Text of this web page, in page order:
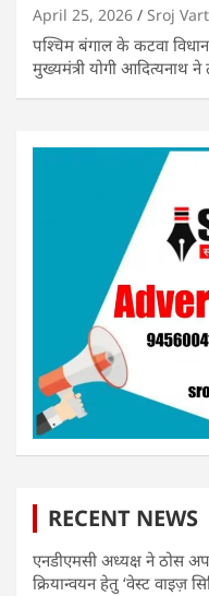
April 25, 2026 Sroj
पश्चिम बंगाल के कटवा
मुख्यमंत्री योगी आदित्यनाथ
RECENT NEWS
एनडीएमसी अध्यक्ष ने ठोस
क्रियान्वयन हेतु ‘वेस्ट वाइज़